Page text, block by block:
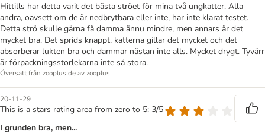
Hittills har detta varit det bästa ströet för mina två ungkatter. Alla
andra, oavsett om de är nedbrytbara eller inte, har inte klarat testet.
Detta strö skulle gärna få damma ännu mindre, men annars är det
mycket bra. Det sprids knappt, katterna gillar det mycket och det
absorberar lukten bra och dammar nästan inte alls. Mycket drygt. Tyvärr
är förpackningsstorlekarna inte så stora.
Översatt från zooplus.de av zooplus
20-11-29
This is a stars rating area from zero to 5: 3/5
I grunden bra, men...